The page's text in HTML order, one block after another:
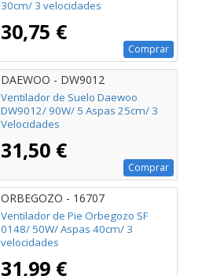
30cm/ 3 velocidades
30,75 €
Comprar
DAEWOO - DW9012
Ventilador de Suelo Daewoo
DW9012/ 90W/ 5 Aspas 25cm/ 3
Velocidades
31,50 €
Comprar
ORBEGOZO - 16707
Ventilador de Pie Orbegozo SF
0148/ 50W/ Aspas 40cm/ 3
velocidades
31,99 €